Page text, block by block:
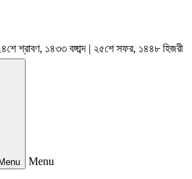
১৪৩৩ বঙ্গাব্দ | ২৫শে সফর, ১৪৪৮ হিজরী
Menu Menu